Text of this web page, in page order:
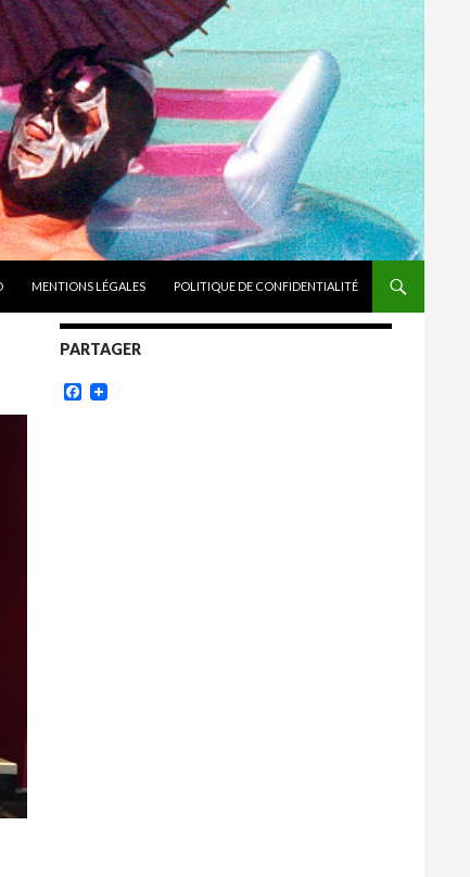
MENTIONS LÉGALES POLITIQUE DE CONFIDENTIALITÉ
PARTAGER
Facebook